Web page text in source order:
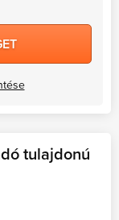
tulajdonú